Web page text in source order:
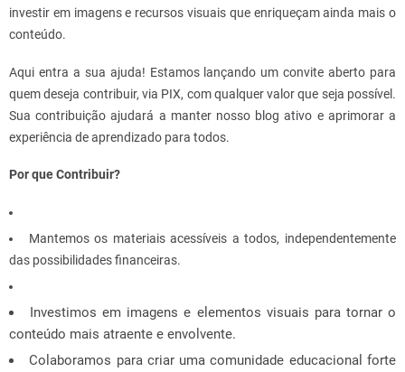
investir em imagens e recursos visuais que enriqueçam ainda mais o
conteúdo.
Aqui entra a sua ajuda! Estamos lançando um convite aberto para
quem deseja contribuir, via PIX, com qualquer valor que seja possível.
Sua contribuição ajudará a manter nosso blog ativo e aprimorar a
experiência de aprendizado para todos.
Por que Contribuir?
Mantemos os materiais acessíveis a todos, independentemente
das possibilidades financeiras.
Investimos em imagens e elementos visuais para tornar o
conteúdo mais atraente e envolvente.
Colaboramos para criar uma comunidade educacional forte